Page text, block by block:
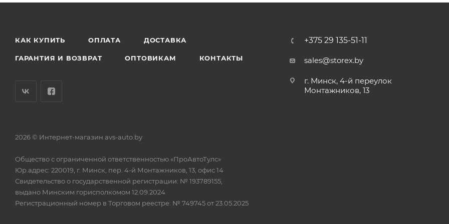
КАК КУПИТЬ ОПЛАТА ДОСТАВКА
ГАРАНТИЯ И ВОЗВРАТ ОПТОВИКАМ КОНТАКТЫ
+375 29 135-51-11
sales@storex.by
г. Минск, 4-й переулок
Монтажников, 13
2026 © Интернет-магазин avs-auto.by
Общество с ограниченной ответственностью «ПроАвтоТулс»
Юр.адрес: 220019, г. Минск, пер. 4-й Монтажников, 13, офис 14
Свидетельство о государственной регистрации: № 193789155,
выдано Минским горисполкомом 12.09.2024
Регистрационный номер в Торговом реестре: № 749745 от 23.05.2025